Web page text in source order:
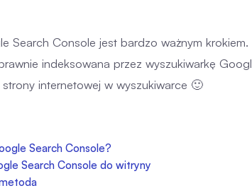
Search Console jest bardzo ważnym
indeksowana przez wyszukiwarkę
internetowej w wyszukiwarce 🙂
Search Console?
Search Console do witryny